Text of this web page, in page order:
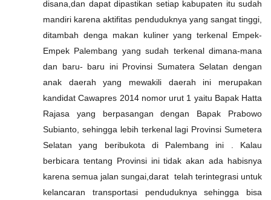
disana,dan dapat dipastikan setiap kabupaten itu sudah
mandiri karena aktifitas penduduknya yang sangat tinggi,
ditambah denga makan kuliner yang terkenal Empek-
Empek Palembang yang sudah terkenal dimana-mana
dan baru- baru ini Provinsi Sumatera Selatan dengan
anak daerah yang mewakili daerah ini merupakan
kandidat Cawapres 2014 nomor urut 1 yaitu Bapak Hatta
Rajasa yang berpasangan dengan Bapak Prabowo
Subianto, sehingga lebih terkenal lagi Provinsi Sumetera
Selatan yang beribukota di Palembang ini . Kalau
berbicara tentang Provinsi ini tidak akan ada habisnya
karena semua jalan sungai,darat telah terintegrasi untuk
kelancaran transportasi penduduknya sehingga bisa